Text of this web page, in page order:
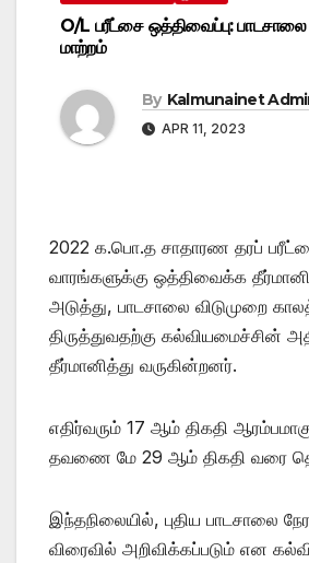
O/L பரீட்சை ஒத்திவைப்பு: பாடசாலை
மாற்றம்
By Kalmunainet
APR 11, 2023
2022 க.பொ.த சாதாரண தரப்
வாரங்களுக்கு ஒத்திவைக்க
அடுத்து, பாடசாலை விடுமுறை
திருத்துவதற்கு கல்வியமைச்சின்
தீர்மானித்து வருகின்றனர்.
எதிர்வரும் 17 ஆம் திகதி
தவணை மே 29 ஆம் திகதி வரை
இந்தநிலையில், புதிய பாடசாலை
விரைவில் அறிவிக்கப்படும் என